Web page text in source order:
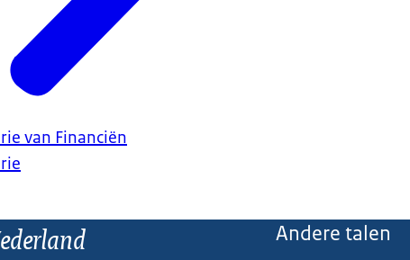
van Financiën
Andere talen